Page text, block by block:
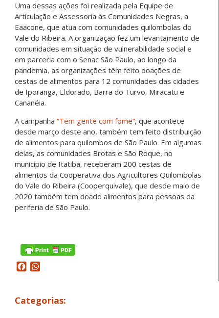
Uma dessas ações foi realizada pela Equipe de
Articulação e Assessoria às Comunidades Negras, a
Eaacone, que atua com comunidades quilombolas do
Vale do Ribeira. A organização fez um levantamento de
comunidades em situação de vulnerabilidade social e
em parceria com o Senac São Paulo, ao longo da
pandemia, as organizações têm feito doações de
cestas de alimentos para 12 comunidades das cidades
de Iporanga, Eldorado, Barra do Turvo, Miracatu e
Cananéia.
A campanha “Tem gente com fome”, que acontece
desde março deste ano, também tem feito distribuição
de alimentos para quilombos de São Paulo. Em algumas
delas, as comunidades Brotas e São Roque, no
município de Itatiba, receberam 200 cestas de
alimentos da Cooperativa dos Agricultores Quilombolas
do Vale do Ribeira (Cooperquivale), que desde maio de
2020 também tem doado alimentos para pessoas da
periferia de São Paulo.
Facebook
Categorias: